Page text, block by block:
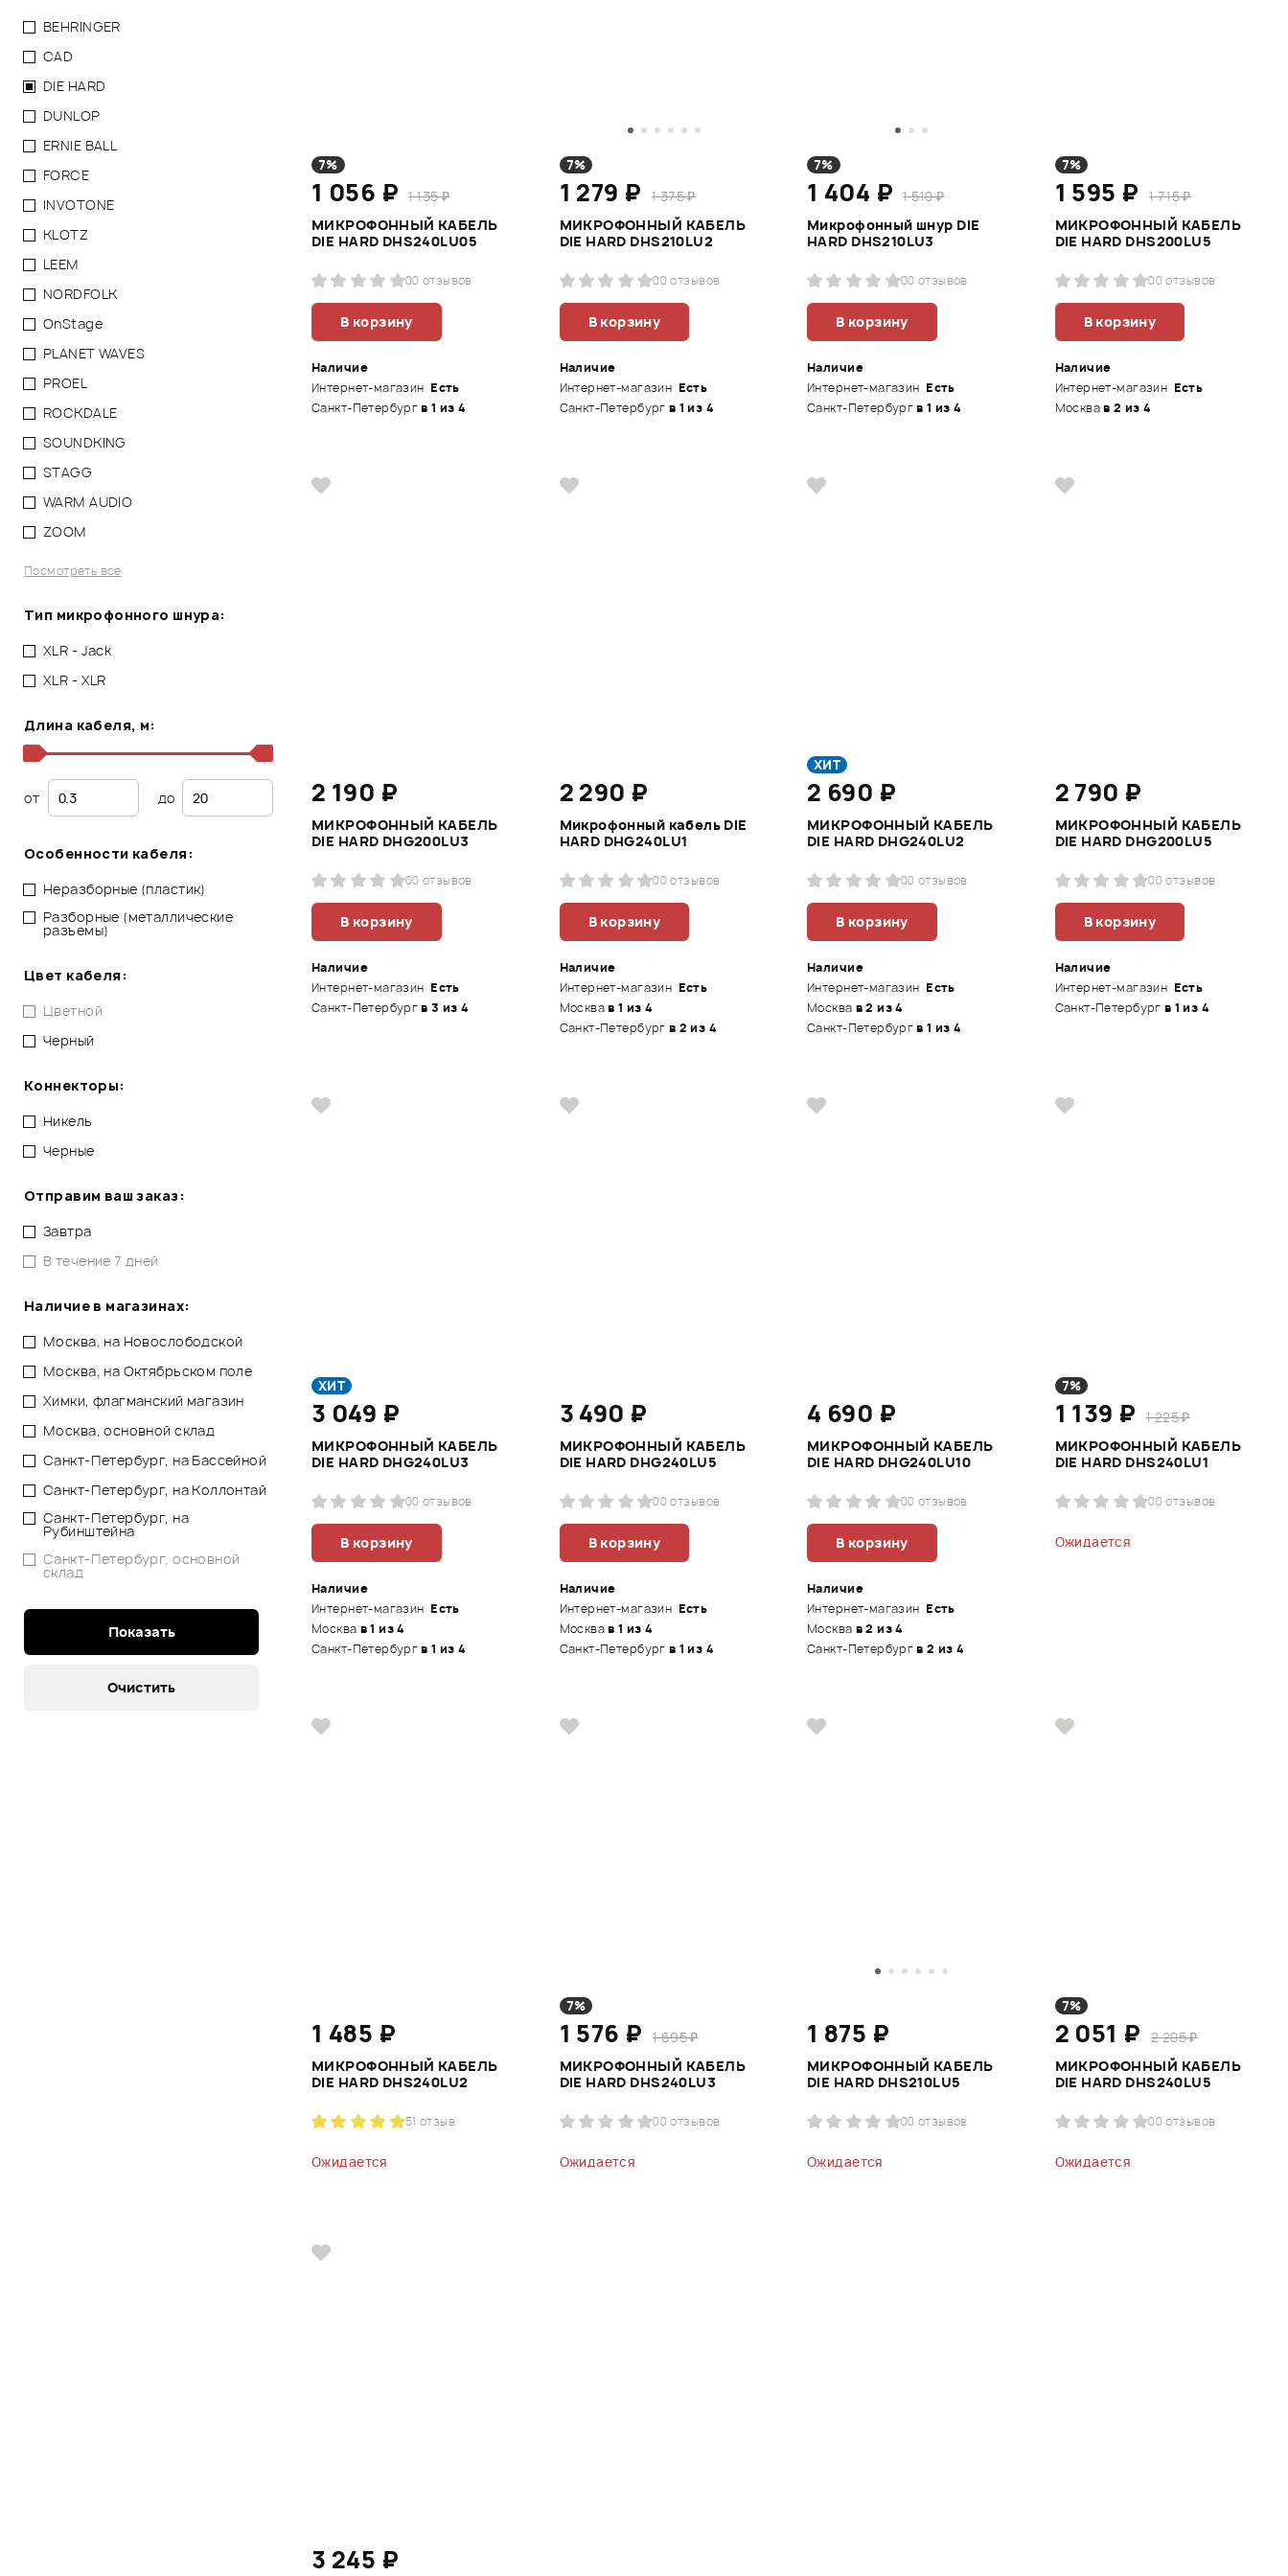
BEHRINGER
CAD
DIE HARD
DUNLOP
ERNIE BALL
FORCE
INVOTONE
KLOTZ
LEEM
NORDFOLK
OnStage
PLANET WAVES
PROEL
ROCKDALE
SOUNDKING
STAGG
WARM AUDIO
ZOOM
Посмотреть все
Тип микрофонного шнура:
XLR - Jack
XLR - XLR
Длина кабеля, м:
от до
Особенности кабеля:
Неразборные (пластик)
Разборные (металлические
разъемы)
Цвет кабеля:
Цветной
Черный
Коннекторы:
Никель
Черные
Отправим ваш заказ:
Завтра
В течение 7 дней
Наличие в магазинах:
Москва, на Новослободской
Москва, на Октябрьском поле
Химки, флагманский магазин
Москва, основной склад
Санкт-Петербург, на Бассейной
Санкт-Петербург, на Коллонтай
Санкт-Петербург, на
Рубинштейна
Санкт-Петербург, основной
склад
7%
1 056 ₽ 1 135 ₽
МИКРОФОННЫЙ КАБЕЛЬ
DIE HARD DHS240LU05
00 отзывов
В корзину
Наличие
Интернет-магазин Есть
Санкт-Петербургв 1 из 4
7%
1 279 ₽
1 375 ₽
МИКРОФОННЫЙ КАБЕЛЬ
DIE HARD DHS210LU2
00 отзывов
В корзину
Наличие
Интернет-магазин Есть
Санкт-Петербург в 1 из 4
7%
1 404 ₽ 1 510 ₽
Микрофонный шнур DIE
HARD DHS210LU3
00 отзывов
В корзину
Наличие
Интернет-магазин Есть
Санкт-Петербургв 1 из 4
7%
1 595 ₽
1 715 ₽
МИКРОФОННЫЙ КАБЕЛЬ
DIE HARD DHS200LU5
00 отзывов
В корзину
Наличие
Интернет-магазин Есть
Москвав 2 из 4
2 190 ₽
МИКРОФОННЫЙ КАБЕЛЬ
DIE HARD DHG200LU3
00 отзывов
В корзину
Наличие
Интернет-магазин Есть
Санкт-Петербургв 3 из 4
2 290 ₽
Микрофонный кабель DIE
HARD DHG240LU1
00 отзывов
В корзину
Наличие
Интернет-магазин Есть
Москвав 1 из 4
Санкт-Петербург в 2 из 4
ХИТ
2 690 ₽
МИКРОФОННЫЙ КАБЕЛЬ
DIE HARD DHG240LU2
00 отзывов
В корзину
Наличие
Интернет-магазин Есть
Москва в 2 из 4
Санкт-Петербургв 1 из 4
2 790 ₽
МИКРОФОННЫЙ КАБЕЛЬ
DIE HARD DHG200LU5
00 отзывов
В корзину
Наличие
Интернет-магазин Есть
Санкт-Петербург в 1 из 4
ХИТ
3 049 ₽
МИКРОФОННЫЙ КАБЕЛЬ
DIE HARD DHG240LU3
00 отзывов
В корзину
Наличие
Интернет-магазин Есть
Москва в 1 из 4
Санкт-Петербургв 1 из 4
3 490 ₽
МИКРОФОННЫЙ КАБЕЛЬ
DIE HARD DHG240LU5
00 отзывов
В корзину
Наличие
Интернет-магазин Есть
Москвав 1 из 4
Санкт-Петербург в 1 из 4
4 690 ₽
МИКРОФОННЫЙ КАБЕЛЬ
DIE HARD DHG240LU10
00 отзывов
В корзину
Наличие
Интернет-магазин Есть
Москва в 2 из 4
Санкт-Петербургв 2 из 4
7%
1 139 ₽
1 225 ₽
МИКРОФОННЫЙ КАБЕЛЬ
DIE HARD DHS240LU1
00 отзывов
Ожидается
1 485 ₽
МИКРОФОННЫЙ КАБЕЛЬ
DIE HARD DHS240LU2
51 отзыв
Ожидается
7%
1 576 ₽
1 695 ₽
МИКРОФОННЫЙ КАБЕЛЬ
DIE HARD DHS240LU3
00 отзывов
Ожидается
1 875 ₽
МИКРОФОННЫЙ КАБЕЛЬ
DIE HARD DHS210LU5
00 отзывов
Ожидается
7%
2 051 ₽
2 205 ₽
МИКРОФОННЫЙ КАБЕЛЬ
DIE HARD DHS240LU5
00 отзывов
Ожидается
3 245 ₽